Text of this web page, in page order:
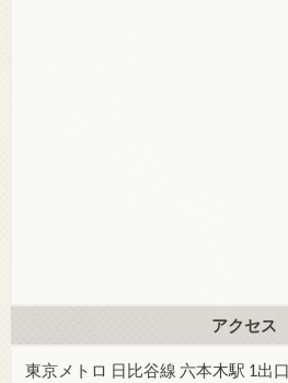
アクセス
東京メトロ 日比谷線 六本木駅 1出